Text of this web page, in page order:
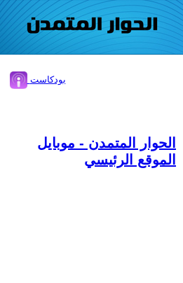
بودكاست
الحوار المتمدن - موبايل
الموقع الرئيسي